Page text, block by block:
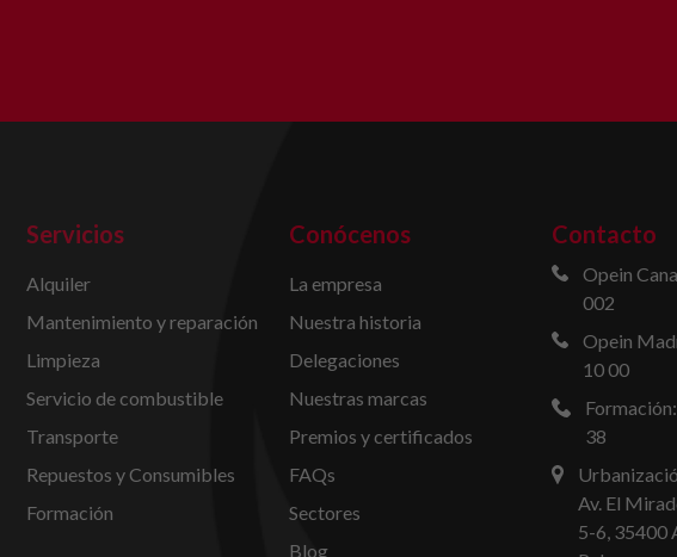
Servicios
Alquiler
Mantenimiento y reparación
Limpieza
Servicio de combustible
Transporte
Repuestos y Consumibles
Formación
Conócenos
La empresa
Nuestra historia
Delegaciones
Nuestras marcas
Premios y certificados
FAQs
Sectores
Blog
Contacto
Opein
002
Opein
10 00
38
Av. El
5-6, 35400